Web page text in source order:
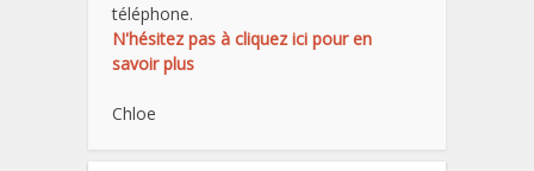
téléphone.
N'hésitez pas à cliquez ici pour en
savoir plus
Chloe